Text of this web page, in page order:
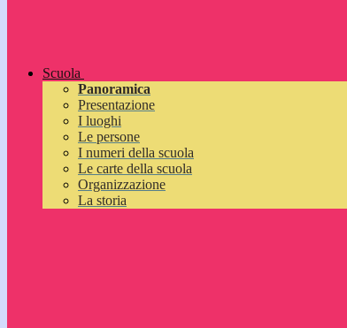
Scuola
Panoramica
Presentazione
I luoghi
Le persone
I numeri della scuola
Le carte della scuola
Organizzazione
La storia